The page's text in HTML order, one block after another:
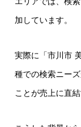
加しています。
実際に「市川市
種での検索ニー
ことが売上に直